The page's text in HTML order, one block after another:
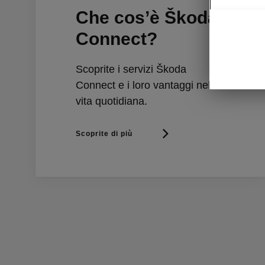
Che cos’è Škoda
Connect?
Scoprite i servizi Škoda
Connect e i loro vantaggi nella
vita quotidiana.
Scoprite di più